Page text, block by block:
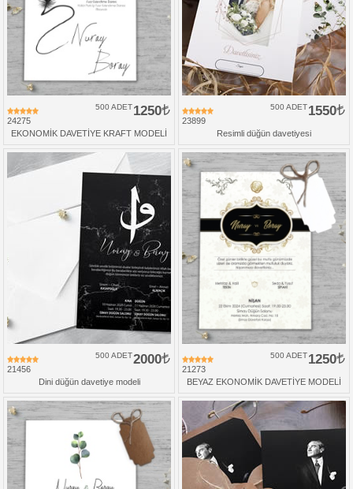
24275
1250
500 ADET
EKONOMİK DAVETİYE KRAFT MODELİ
23899
1550
500 ADET
Resimli düğün davetiyesi
21456
2000
500 ADET
Dini düğün davetiye modeli
21273
1250
500 ADET
BEYAZ EKONOMİK DAVETİYE MODELİ